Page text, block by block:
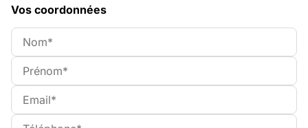
Vos coordonnées